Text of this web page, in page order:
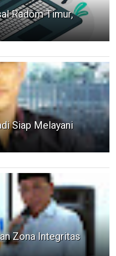
Radom Timur,
Siap Melayani
Zona Integritas